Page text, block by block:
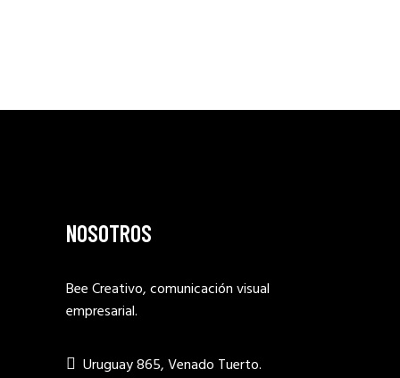
NOSOTROS
Bee Creativo, comunicación visual
empresarial.
Uruguay 865, Venado Tuerto.